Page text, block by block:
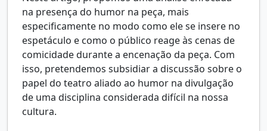
na presença do humor na peça, mais
especificamente no modo como ele se insere no
espetáculo e como o público reage às cenas de
comicidade durante a encenação da peça. Com
isso, pretendemos subsidiar a discussão sobre o
papel do teatro aliado ao humor na divulgação
de uma disciplina considerada difícil na nossa
cultura.